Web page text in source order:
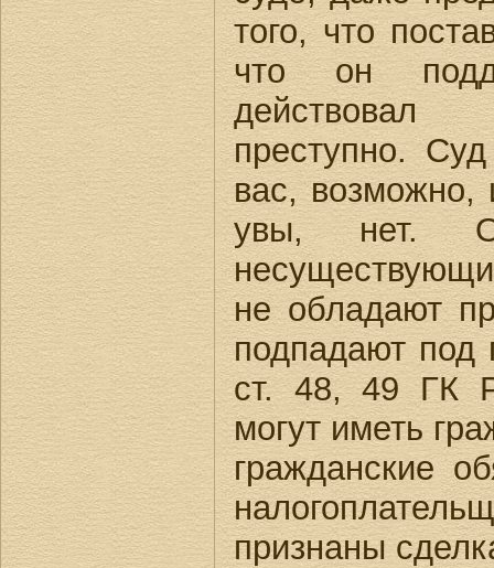
того, что
что он
действовал
преступно.
вас, возможно,
увы, нет.
не обладают
подпадают под
ст. 48, 49 ГК
могут иметь
гражданские
признаны